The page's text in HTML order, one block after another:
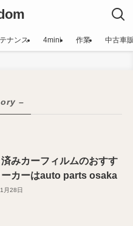
ナンス 4mini 作業 中古車
–
みカーフィルムのおすす
カーはauto parts osaka
月28日